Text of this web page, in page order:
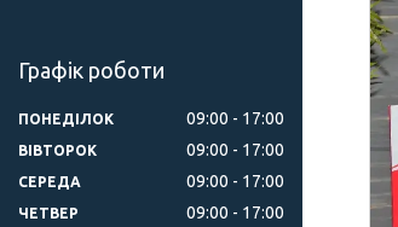
Графік роботи
ПОНЕДІЛОК 09:00 17:00
ВІВТОРОК 09:00 17:00
СЕРЕДА 09:00 17:00
ЧЕТВЕР 09:00 17:00